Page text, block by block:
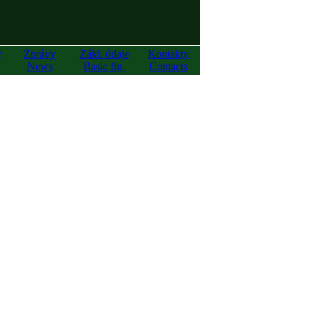
Zprávy
News
Zákl. údaje
Basic fig.
Kontakty
Contacts